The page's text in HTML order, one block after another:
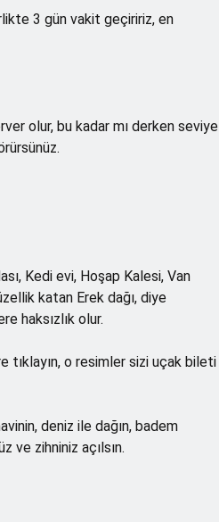
3 gün vakit geçiririz, en
olur, bu kadar mı derken seviye
Kedi evi, Hoşap Kalesi, Van
katan Erek dağı, diye
haksızlık olur.
tıklayın, o resimler sizi uçak bileti
deniz ile dağın, badem
ve zihniniz açılsın.